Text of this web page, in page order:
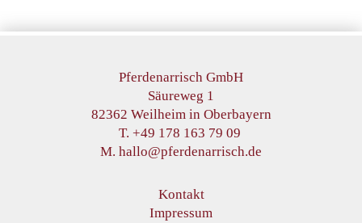
Pferdenarrisch GmbH
Säureweg 1
82362 Weilheim in Oberbayern
T. +49 178 163 79 09
M. hallo@pferdenarrisch.de
Kontakt
Impressum